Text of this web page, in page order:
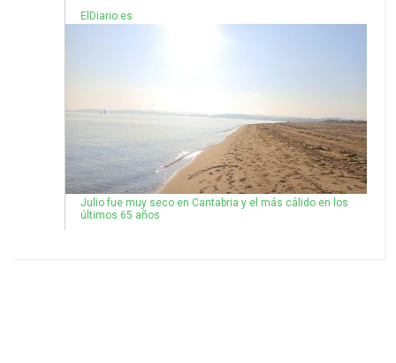
ElDiario.es
Julio fue muy seco en Cantabria y el más cálido en los
últimos 65 años